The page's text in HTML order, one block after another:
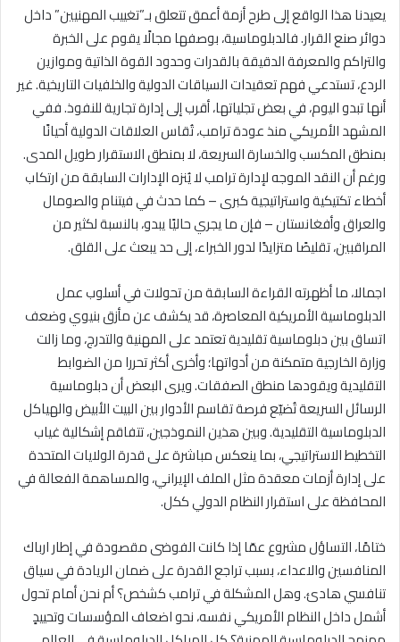
يعيدنا هذا الواقع إلى طرح أزمة أعمق تتعلق بـ”تغييب المهنيين” داخل
دوائر صنع القرار. فالدبلوماسية، بوصفها مجالًا يقوم على الخبرة
والتراكم والمعرفة الدقيقة بالقدرات وحدود القوة الذاتية وموازين
الردع، تستدعي فهم تعقيدات السياقات الدولية والخلفيات التاريخية. غير
أنها تبدو اليوم، في بعض تجلياتها، أقرب إلى إدارة تجارية للنفوذ. ففي
المشهد الأمريكي منذ عودة ترامب، تُقاس العلاقات الدولية أحيانًا
بمنطق المكسب والخسارة السريعة، لا بمنطق الاستقرار طويل المدى.
ورغم أن النقد الموجه لإدارة ترامب لا يُنزه الإدارات السابقة من ارتكاب
أخطاء تكتيكية واستراتيجية كبرى – كما حدث في فيتنام والصومال
والعراق وأفغانستان – فإن ما يجري حاليًا يبدو، بالنسبة لكثير من
المراقبين، تقليصًا متزايدًا لدور الخبراء، إلى حد يبعث على القلق.
اجمالا، ما أظهرته القراءة السابقة من تحولات في أسلوب عمل
الدبلوماسية الأمريكية المعاصرة، قد يكشف عن مأزق بنيوي وضعف
اتساق بين دبلوماسية تقليدية تعتمد على المهنية والتدرج، وما زالت
وزارة الخارجية متمكنة من أدواتها؛ وأخرى أكثر تحررا من الضوابط
التقليدية ويقودها منطق الصفقات. ويرى البعض أن دبلوماسية
الرسائل السريعة تُضيّع فرصة تقاسم الأدوار بين البيت الأبيض والهياكل
الدبلوماسية التقليدية. وبين هذين النموذجين، تتفاقم إشكالية غياب
التخطيط الاستراتيجي، بما ينعكس مباشرة على قدرة الولايات المتحدة
على إدارة أزمات معقدة مثل الملف الإيراني، والمساهمة الفعالة في
المحافظة على استقرار النظام الدولي ككل.
ختامًا، التساؤل مشروع عمّا إذا كانت الفوضى مقصودة في إطار ارباك
المنافسين والاعداء، بسبب تراجع القدرة على ضمان الريادة في سياق
تنافسي هادئ. وهل المشكلة في ترامب كشخص؟ أم نحن أمام تحول
أشمل داخل النظام الأمريكي نفسه، نحو اضعاف المؤسسات وتحييدٍ